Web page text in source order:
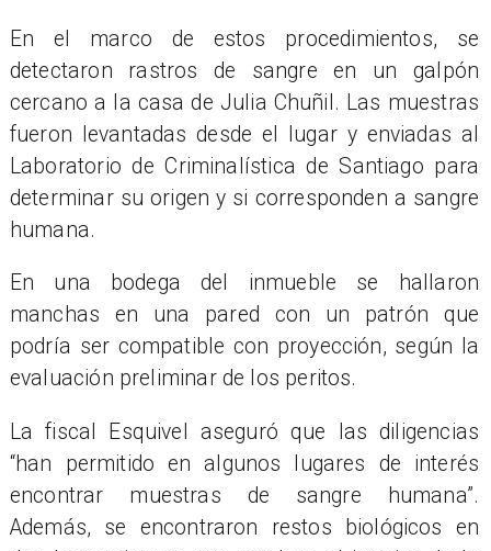
En el marco de estos procedimientos, se
detectaron rastros de sangre en un galpón
cercano a la casa de Julia Chuñil. Las muestras
fueron levantadas desde el lugar y enviadas al
Laboratorio de Criminalística de Santiago para
determinar su origen y si corresponden a sangre
humana.
En una bodega del inmueble se hallaron
manchas en una pared con un patrón que
podría ser compatible con proyección, según la
evaluación preliminar de los peritos.
La fiscal Esquivel aseguró que las diligencias
“han permitido en algunos lugares de interés
encontrar muestras de sangre humana”.
Además, se encontraron restos biológicos en